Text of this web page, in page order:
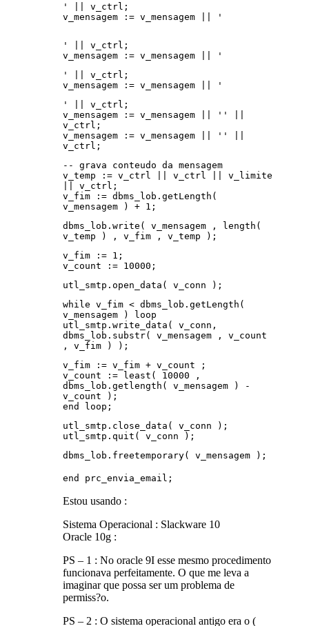
' || v_ctrl;
v_mensagem := v_mensagem || '
' || v_ctrl;
v_mensagem := v_mensagem || '
' || v_ctrl;
v_mensagem := v_mensagem || '
' || v_ctrl;
v_mensagem := v_mensagem || '' ||
v_ctrl;
v_mensagem := v_mensagem || '' ||
v_ctrl;
-- grava conteudo da mensagem
v_temp := v_ctrl || v_ctrl || v_limite
|| v_ctrl;
v_fim := dbms_lob.getLength(
v_mensagem ) + 1;
dbms_lob.write( v_mensagem , length(
v_temp ) , v_fim , v_temp );
v_fim := 1;
v_count := 10000;
utl_smtp.open_data( v_conn );
while v_fim < dbms_lob.getLength(
v_mensagem ) loop
utl_smtp.write_data( v_conn,
dbms_lob.substr( v_mensagem , v_count
, v_fim ) );
v_fim := v_fim + v_count ;
v_count := least( 10000 ,
dbms_lob.getlength( v_mensagem ) -
v_count );
end loop;
utl_smtp.close_data( v_conn );
utl_smtp.quit( v_conn );
dbms_lob.freetemporary( v_mensagem );
end prc_envia_email;
Estou usando :
Sistema Operacional : Slackware 10
Oracle 10g :
PS – 1 : No oracle 9I esse mesmo procedimento
funcionava perfeitamente. O que me leva a
imaginar que possa ser um problema de
permiss?o.
PS – 2 : O sistema operacional antigo era o (